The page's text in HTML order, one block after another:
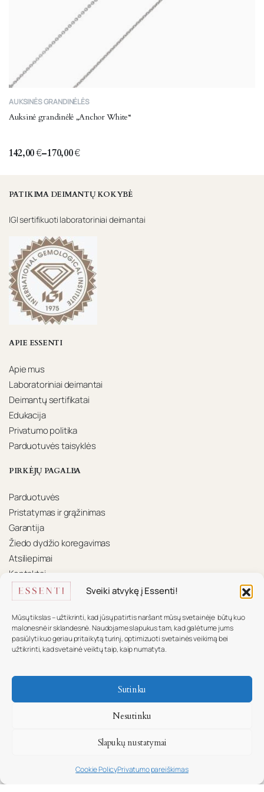
Sveiki atvykę į Essenti!
Mūsų tikslas – užtikrinti, kad jūsų patirtis naršant mūsų svetainėje būtų kuo
malonesnė ir sklandesnė. Naudojame slapukus tam, kad galėtume jums
pasiūlyti kuo geriau pritaikytą turinį, optimizuoti svetainės veikimą bei
užtikrinti, kad svetainė veiktų taip, kaip numatyta.
Sutinku
Nesutinku
Slapukų nustatymai
Cookie PolicyPrivatumo pareiškimas
product
has
variants.
may
chosen
the
product
page
AUKSINĖS GRANDINĖLĖS
Auksinė grandinėlė „Anchor White“
142,00€–170,00€
Price
through
PATIKIMA DEIMANTŲ KOKYBĖ
IGI sertifikuoti laboratoriniai deimantai
APIE ESSENTI
Apie mus
Laboratoriniai deimantai
Deimantų sertifikatai
Edukacija
Privatumo politika
Parduotuvės taisyklės
PIRKĖJŲ PAGALBA
Parduotuvės
Pristatymas ir grąžinimas
Garantija
Žiedo dydžio koregavimas
Atsiliepimai
Kontaktai
KONTAKTAI
Mūsų komanda pasiruošusi padėti.
+370 617 16 585